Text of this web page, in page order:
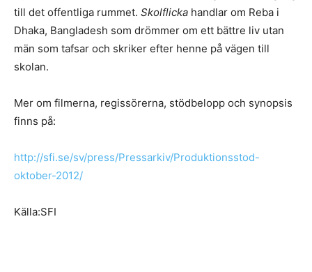
till det offentliga rummet. Skolflicka handlar om Reba i
Dhaka, Bangladesh som drömmer om ett bättre liv utan
män som tafsar och skriker efter henne på vägen till
skolan.
Mer om filmerna, regissörerna, stödbelopp och synopsis
finns på:
http://sfi.se/sv/press/Pressarkiv/Produktionsstod-
oktober-2012/
Källa:SFI